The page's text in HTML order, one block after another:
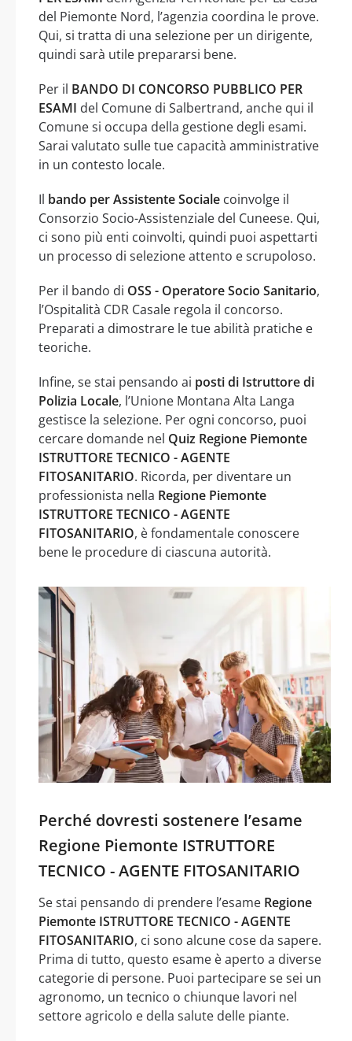
del Piemonte Nord, l’agenzia coordina le prove.
Qui, si tratta di una selezione per un dirigente,
quindi sarà utile prepararsi bene.
Per il BANDO DI CONCORSO PUBBLICO PER
ESAMI del Comune di Salbertrand, anche qui il
Comune si occupa della gestione degli esami.
Sarai valutato sulle tue capacità amministrative
in un contesto locale.
Il bando per Assistente Sociale coinvolge il
Consorzio Socio-Assistenziale del Cuneese. Qui,
ci sono più enti coinvolti, quindi puoi aspettarti
un processo di selezione attento e scrupoloso.
Per il bando di OSS - Operatore Socio Sanitario,
l’Ospitalità CDR Casale regola il concorso.
Preparati a dimostrare le tue abilità pratiche e
teoriche.
Infine, se stai pensando ai posti di Istruttore di
Polizia Locale, l’Unione Montana Alta Langa
gestisce la selezione. Per ogni concorso, puoi
cercare domande nel Quiz Regione Piemonte
ISTRUTTORE TECNICO - AGENTE
FITOSANITARIO. Ricorda, per diventare un
professionista nella Regione Piemonte
ISTRUTTORE TECNICO - AGENTE
FITOSANITARIO, è fondamentale conoscere
bene le procedure di ciascuna autorità.
Perché dovresti sostenere l’esame
Regione Piemonte ISTRUTTORE
TECNICO - AGENTE FITOSANITARIO
Se stai pensando di prendere l’esame Regione
Piemonte ISTRUTTORE TECNICO - AGENTE
FITOSANITARIO, ci sono alcune cose da sapere.
Prima di tutto, questo esame è aperto a diverse
categorie di persone. Puoi partecipare se sei un
agronomo, un tecnico o chiunque lavori nel
settore agricolo e della salute delle piante.